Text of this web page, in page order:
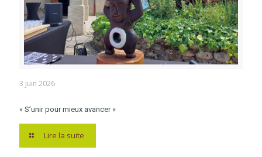
3 juin 2026
« S’unir pour mieux avancer »
Lire la suite